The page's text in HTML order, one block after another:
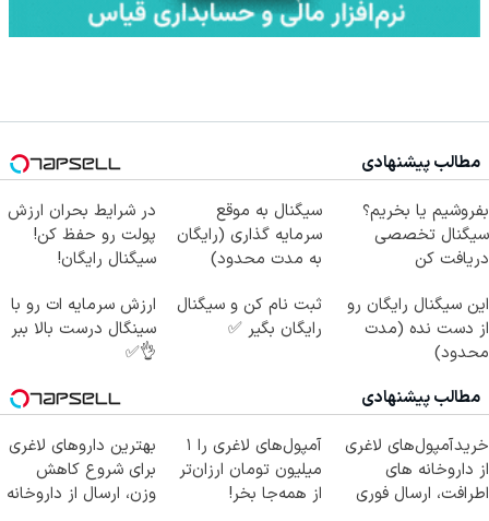
مطالب پیشنهادی
بفروشیم یا بخریم؟
سیگنال تخصصی
دریافت کن
سیگنال به موقع
سرمایه گذاری (رایگان
به مدت محدود)
در شرایط بحران ارزش
پولت رو حفظ کن!
سیگنال رایگان!
این سیگنال رایگان رو
از دست نده (مدت
محدود)
ثبت نام کن و سیگنال
رایگان بگیر ✅
ارزش سرمایه ات رو با
سینگال درست بالا ببر
👌✅
مطالب پیشنهادی
خریدآمپول‌های لاغری
از داروخانه های
اطرافت، ارسال فوری
آمپول‌های لاغری را ۱
میلیون تومان ارزان‌تر
از همه‌جا بخر!
بهترین داروهای لاغری
برای شروع کاهش
وزن، ارسال از داروخانه